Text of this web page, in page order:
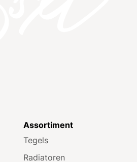
Assortiment
Tegels
Radiatoren